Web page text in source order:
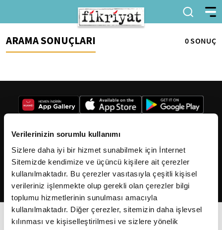
Verilerinizin sorumlu kullanımı
Sizlere daha iyi bir hizmet sunabilmek için İnternet
Sitemizde kendimize ve üçüncü kişilere ait çerezler
kullanılmaktadır. Bu çerezler vasıtasıyla çeşitli kişisel
verileriniz işlenmekte olup gerekli olan çerezler bilgi
toplumu hizmetlerinin sunulması amacıyla
kullanılmaktadır. Diğer çerezler, sitemizin daha işlevsel
kılınması ve kişiselleştirilmesi ve sizlere yönelik
ARAMA SONUÇLARI 0 SONUÇ
2026Fikriyat. Tüm hakları saklıdır.